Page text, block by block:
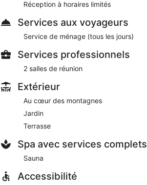
Réception à horaires limités
Services aux voyageurs
Service de ménage (tous les jours)
Services professionnels
2 salles de réunion
Extérieur
Au cœur des montagnes
Jardin
Terrasse
Spa avec services complets
Sauna
Accessibilité